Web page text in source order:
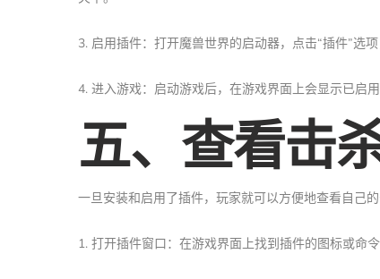
3. 启用插件：打开魔兽世界的启动器，点击“插件”选
4. 进入游戏：启动游戏后，在游戏界面上会显示已启用
五、查看击
一旦安装和启用了插件，玩家就可以方便地查看自己
1. 打开插件窗口：在游戏界面上找到插件的图标或命